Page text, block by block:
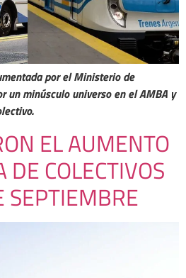
por el Ministerio de
un minúsculo universo en el AMBA y
EL AUMENTO
DE COLECTIVOS
SEPTIEMBRE